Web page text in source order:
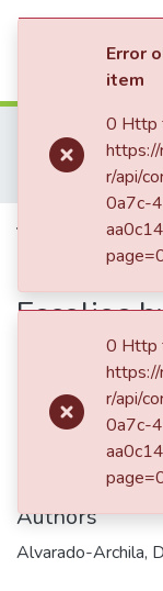
Communities &
All of DSpace
Types of
at the
Escolios
Date
Authors
Alvarado-Archila,
Error
item
0 Http
https://
r/api/
0a7c-
0 Http
https://
r/api/
0a7c-